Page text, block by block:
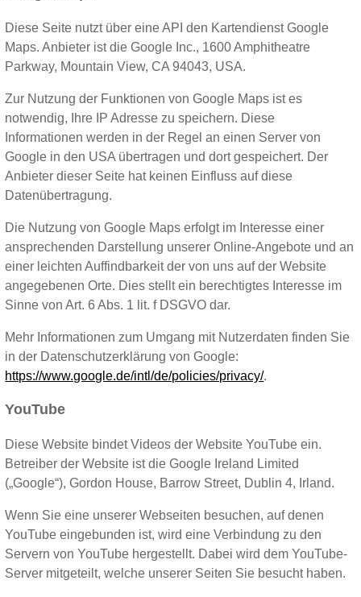
Diese Seite nutzt über eine API den Kartendienst Google
Maps. Anbieter ist die Google Inc., 1600 Amphitheatre
Parkway, Mountain View, CA 94043, USA.
Zur Nutzung der Funktionen von Google Maps ist es
notwendig, Ihre IP Adresse zu speichern. Diese
Informationen werden in der Regel an einen Server von
Google in den USA übertragen und dort gespeichert. Der
Anbieter dieser Seite hat keinen Einfluss auf diese
Datenübertragung.
Die Nutzung von Google Maps erfolgt im Interesse einer
ansprechenden Darstellung unserer Online-Angebote und an
einer leichten Auffindbarkeit der von uns auf der Website
angegebenen Orte. Dies stellt ein berechtigtes Interesse im
Sinne von Art. 6 Abs. 1 lit. f DSGVO dar.
Mehr Informationen zum Umgang mit Nutzerdaten finden Sie
in der Datenschutzerklärung von Google:
https://www.google.de/intl/de/policies/privacy/.
YouTube
Diese Website bindet Videos der Website YouTube ein.
Betreiber der Website ist die Google Ireland Limited
(„Google“), Gordon House, Barrow Street, Dublin 4, Irland.
Wenn Sie eine unserer Webseiten besuchen, auf denen
YouTube eingebunden ist, wird eine Verbindung zu den
Servern von YouTube hergestellt. Dabei wird dem YouTube-
Server mitgeteilt, welche unserer Seiten Sie besucht haben.